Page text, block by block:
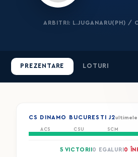
ARBITRI: L.JUGANARU(PH) /
PREZENTARE LOTURI
CS DINAMO BUCURESTI J2ultimele
ACS CSU SCM
5 VICTORII 0 EGALURI 0